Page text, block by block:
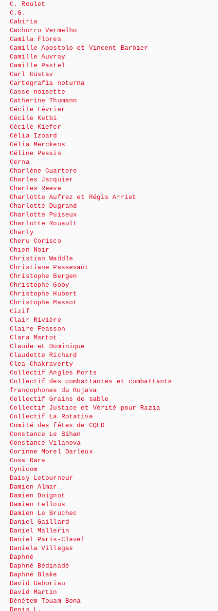
C. Roulet
C.G.
Cabiria
Cachorro Vermelho
Camila Flores
Camille Apostolo et Vincent Barbier
Camille Auvray
Camille Pastel
Carl Gustav
Cartografia noturna
Casse-noisette
Catherine Thumann
Cécile Février
Cécile Ketbi
Cécile Kiefer
Célia Izoard
Célia Merckens
Céline Pessis
Cerna
Charlène Cuartero
Charles Jacquier
Charles Reeve
Charlotte Aufrez et Régis Arriet
Charlotte Dugrand
Charlotte Puiseux
Charlotte Rouault
Charly
Cheru Corisco
Chien Noir
Christian Waddle
Christiane Passevant
Christophe Bergen
Christophe Goby
Christophe Hubert
Christophe Massot
Cizif
Clair Rivière
Claire Feasson
Clara Martot
Claude et Dominique
Claudette Richard
Clea Chakraverty
Collectif Angles Morts
Collectif des combattantes et combattants
francophones du Rojava
Collectif Grains de sable
Collectif Justice et Vérité pour Razia
Collectif La Rotative
Comité des fêtes de CQFD
Constance Le Bihan
Constance Vilanova
Corinne Morel Darleux
Cosa Rara
Cynicom
Daisy Letourneur
Damien Almar
Damien Doignot
Damien Fellous
Damien Le Bruchec
Daniel Gaillard
Daniel Mallerin
Daniel Paris-Clavel
Daniela Villegas
Daphné
Daphné Bédinadé
Daphné Blake
David Gaboriau
David Martin
Dénètem Touam Bona